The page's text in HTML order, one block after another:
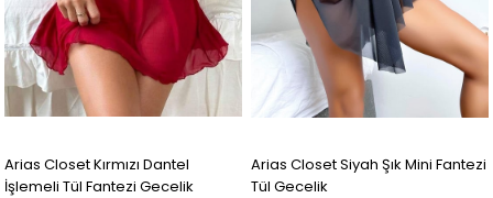
Arias Closet Kırmızı Dantel
İşlemeli Tül Fantezi Gecelik
Arias Closet Siyah Şık Mini Fantezi
Tül Gecelik